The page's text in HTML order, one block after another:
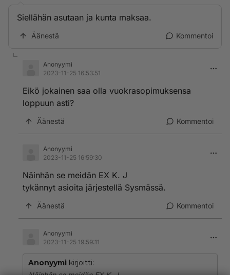
Siellähän asutaan ja kunta maksaa.
Äänestä Kommentoi
Anonyymi
2023-11-25 16:53:51
Eikö jokainen saa olla vuokrasopimuksensa
loppuun asti?
Äänestä Kommentoi
Anonyymi
2023-11-25 16:59:30
Näinhän se meidän EX K. J
tykännyt asioita järjestellä Sysmässä.
Äänestä Kommentoi
Anonyymi
2023-11-25 19:59:11
Anonyymi kirjoitti: